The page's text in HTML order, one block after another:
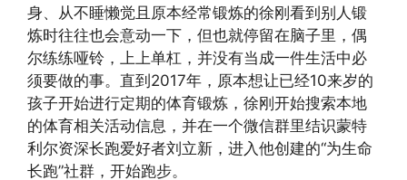
身、从不睡懒觉且原本经常锻炼的徐刚看到别人锻
炼时往往也会意动一下，但也就停留在脑子里，偶
尔练练哑铃，上上单杠，并没有当成一件生活中必
须要做的事。直到2017年，原本想让已经10来岁的
孩子开始进行定期的体育锻炼，徐刚开始搜索本地
的体育相关活动信息，并在一个微信群里结识蒙特
利尔资深长跑爱好者刘立新，进入他创建的“为生命
长跑”社群，开始跑步。